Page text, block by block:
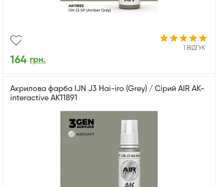
1 ВІДГУК
164 грн.
Акрилова фарба IJN J3 Hai-iro (Grey) / Сірий AIR АК-
interactive AK11891